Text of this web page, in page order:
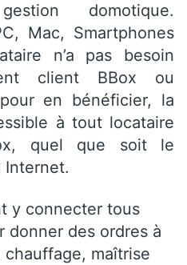
domotique.
Mac, Smartphones
n’a pas besoin
client BBox ou
en bénéficier, la
à tout locataire
quel que soit le
Internet.
y connecter tous
donner des ordres à
maîtrise